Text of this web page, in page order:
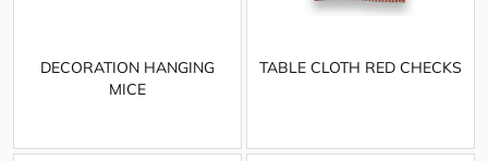
DECORATION HANGING
MICE
TABLE CLOTH RED CHECKS